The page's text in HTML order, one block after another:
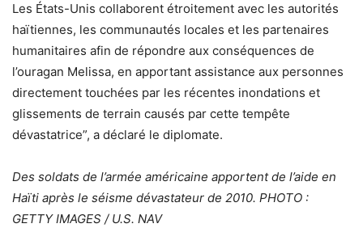
Les États-Unis collaborent étroitement avec les autorités
haïtiennes, les communautés locales et les partenaires
humanitaires afin de répondre aux conséquences de
l’ouragan Melissa, en apportant assistance aux personnes
directement touchées par les récentes inondations et
glissements de terrain causés par cette tempête
dévastatrice”, a déclaré le diplomate.
Des soldats de l’armée américaine apportent de l’aide en
Haïti après le séisme dévastateur de 2010. PHOTO :
GETTY IMAGES / U.S. NAV